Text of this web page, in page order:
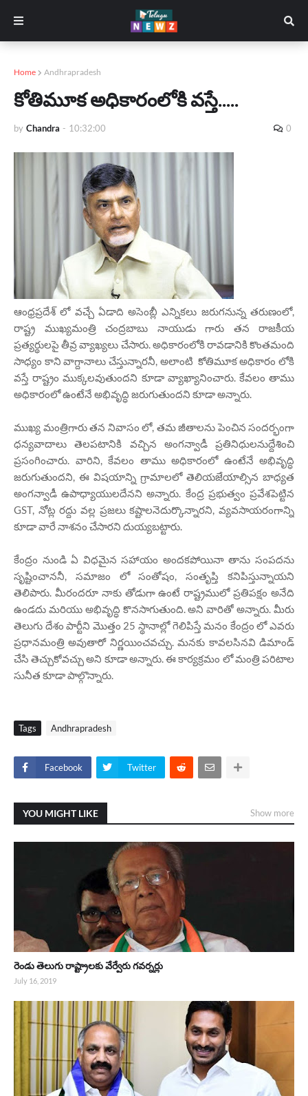
Home Andhrapradesh
కోతిమూక అధికారంలోకి వస్తే.....
by Chandra - 10:32:00 0
ఆంధ్రప్రదేశ్ లో వచ్చే ఏడాది అసెంబ్లీ ఎన్నికలు జరుగనున్న తరుణంలో,
రాష్ట్ర ముఖ్యమంత్రి చంద్రబాబు నాయుడు గారు తన రాజకీయ
ప్రత్యర్థులపై తీవ్ర వ్యాఖ్యలు చేసారు. అధికారంలోకి రావడానికి కొంతమంది
సాధ్యం కాని వాగ్దానాలు చేస్తున్నారనీ, అలాంటి కోతిమూక అధికారం లోకి
వస్తే రాష్ట్రం ముక్కలవుతుందని కూడా వ్యాఖ్యానించారు. కేవలం తాము
అధికారంలో ఉంటేనే అభివృద్ధి జరుగుతుందని కూడా అన్నారు.
ముఖ్య మంత్రిగారు తన నివాసం లో, తమ జీతాలను పెంచిన సందర్భంగా
ధన్యవాదాలు తెలపటానికి వచ్చిన అంగన్వాడీ ప్రతినిధులనుద్దేశించి
ప్రసంగించారు. వారిని, కేవలం తాము అధికారంలో ఉంటేనే అభివృద్ధి
జరుగుతుందని, ఈ విషయాన్ని గ్రామాలలో తెలియజేయాల్సిన బాధ్యత
అంగన్వాడీ ఉపాధ్యాయులదేనని అన్నారు. కేంద్ర ప్రభుత్వం ప్రవేశపెట్టిన
GST, నోట్ల రద్దు వల్ల ప్రజలు కష్టాలనెదుర్కొన్నారని, వ్యవసాయరంగాన్ని
కూడా వారే నాశనం చేసారని దుయ్యబట్టారు.
కేంద్రం నుండి ఏ విధమైన సహాయం అందకపోయినా తాను సంపదను
సృష్టించాననీ, సమాజం లో సంతోషం, సంతృప్తి కనిపిస్తున్నాయని
తెలిపారు. మీరందరూ నాకు తోడుగా ఉంటే రాష్ట్రములో ప్రతిపక్షం అనేది
ఉండదు మరియు అభివృద్ధి కొనసాగుతుంది. అని వారితో అన్నారు. మీరు
తెలుగు దేశం పార్టీని మొత్తం 25 స్థానాల్లో గెలిపిస్తే మనం కేంద్రం లో ఎవరు
ప్రధానమంత్రి అవుతారో నిర్ణయించవచ్చు. మనకు కావలసినవి డిమాండ్
చేసి తెచ్చుకోవచ్చు అని కూడా అన్నారు. ఈ కార్యక్రమం లో మంత్రి పరిటాల
సునీత కూడా పాల్గొన్నారు.
Tags Andhrapradesh
Facebook Twitter
YOU MIGHT LIKE Show more
రెండు తెలుగు రాష్ట్రాలకు వేర్వేరు గవర్నర్లు
July 16, 2019